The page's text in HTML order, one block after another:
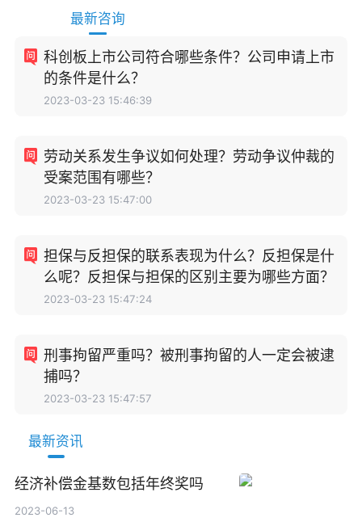
最新咨询
科创板上市公司符合哪些条件？公司申请上市
的条件是什么？
2023-03-23 15:46:39
劳动关系发生争议如何处理？劳动争议仲裁的
受案范围有哪些？
2023-03-23 15:47:00
担保与反担保的联系表现为什么？反担保是什
么呢？反担保与担保的区别主要为哪些方面？
2023-03-23 15:47:24
刑事拘留严重吗？被刑事拘留的人一定会被逮
捕吗？
2023-03-23 15:47:57
最新资讯
经济补偿金基数包括年终奖吗
2023-06-13